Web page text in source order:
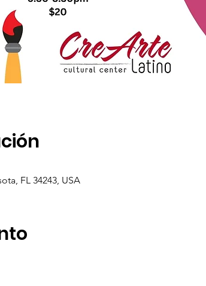
FL 34243, USA